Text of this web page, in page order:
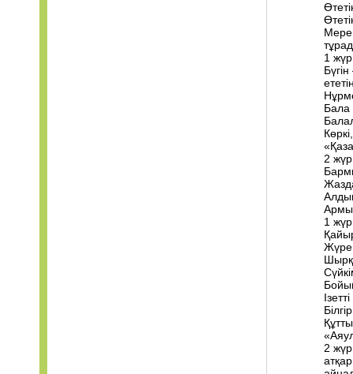
1
Бала
2
1
2